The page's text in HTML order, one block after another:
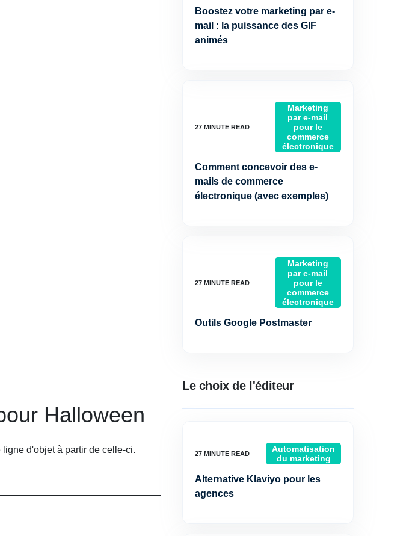
Halloween
d'objet à partir de celle-ci.
Boostez votre marketing par e-
mail : la puissance des GIF
animés
Marketing
par e-mail
pour le
commerce
électronique
Comment concevoir des e-
mails de commerce
électronique (avec exemples)
Marketing
par e-mail
pour le
commerce
électronique
Outils Google Postmaster
Le choix de l'éditeur
Automatisation
du marketing
Alternative Klaviyo pour les
agences